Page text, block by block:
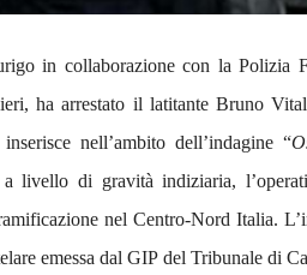
in collaborazione con la Polizia
ha arrestato il latitante Bruno
nell’ambito dell’indagine “
livello di gravità indiziaria,
nel Centro-Nord Italia.
emessa dal GIP del Tribunale di